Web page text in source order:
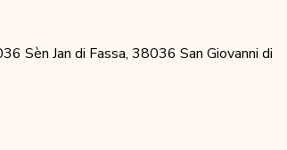
Sèn Jan di Fassa, 38036 San Giovanni di